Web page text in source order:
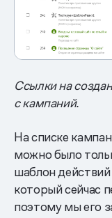
Ссылки на
с кампаний.
На списке
можно было
шаблон
который сейчас
поэтому мы его